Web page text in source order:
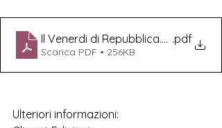
Il Venerdi di Repubblica.G. .pdf
Scarica PDF • 256KB
Ulteriori informazioni: